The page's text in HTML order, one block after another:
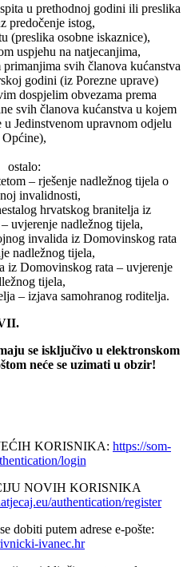
u prethodnoj godini ili preslika
predočenje istog,
(preslika osobne iskaznice),
uspjehu na natjecanjima,
svih članova kućanstva
godini (iz Porezne uprave)
dospjelim obvezama prema
svih članova kućanstva u kojem
Jedinstvenom upravnom odjelu
Općine),
ostalo:
– rješenje nadležnog tijela o
invalidnosti,
hrvatskog branitelja iz
uvjerenje nadležnog tijela,
invalida iz Domovinskog rata
nadležnog tijela,
iz Domovinskog rata – uvjerenje
tijela,
– izjava samohranog roditelja.
se isključivo u elektronskom
neće se uzimati u obzir!
KORISNIKA: https://som-
login
NOVIH KORISNIKA
authentication/register
dobiti putem adrese e-pošte:
ivanec.hr